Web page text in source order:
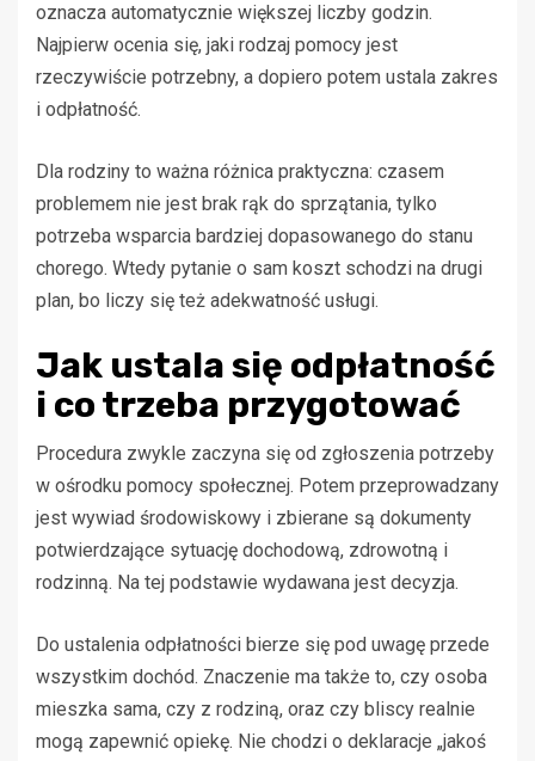
oznacza automatycznie większej liczby godzin.
Najpierw ocenia się, jaki rodzaj pomocy jest
rzeczywiście potrzebny, a dopiero potem ustala zakres
i odpłatność.
Dla rodziny to ważna różnica praktyczna: czasem
problemem nie jest brak rąk do sprzątania, tylko
potrzeba wsparcia bardziej dopasowanego do stanu
chorego. Wtedy pytanie o sam koszt schodzi na drugi
plan, bo liczy się też adekwatność usługi.
Jak ustala się odpłatność
i co trzeba przygotować
Procedura zwykle zaczyna się od zgłoszenia potrzeby
w ośrodku pomocy społecznej. Potem przeprowadzany
jest wywiad środowiskowy i zbierane są dokumenty
potwierdzające sytuację dochodową, zdrowotną i
rodzinną. Na tej podstawie wydawana jest decyzja.
Do ustalenia odpłatności bierze się pod uwagę przede
wszystkim dochód. Znaczenie ma także to, czy osoba
mieszka sama, czy z rodziną, oraz czy bliscy realnie
mogą zapewnić opiekę. Nie chodzi o deklaracje „jakoś